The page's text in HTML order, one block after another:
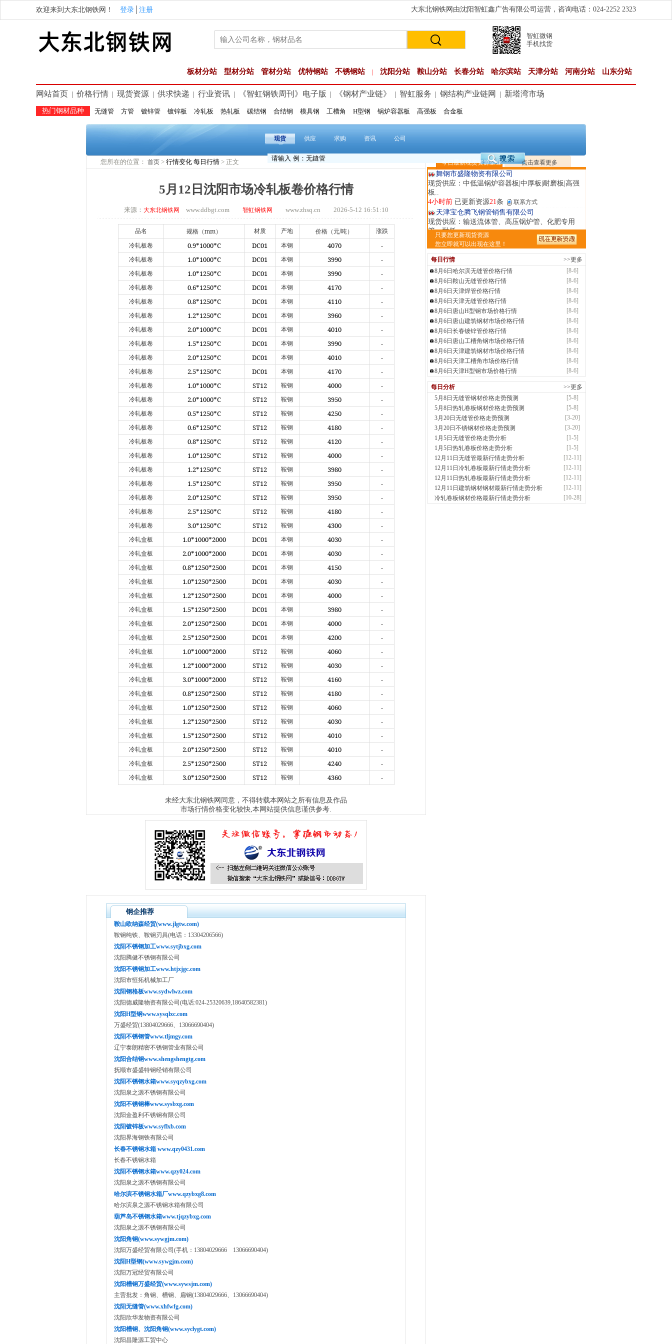
欢迎来到大东北钢铁网！ 登录 注册 大东北钢铁网由沈阳智虹鑫广告有限公司运营，咨询电话：024-2252 2323
智虹微钢
手机找货
板材分站 型材分站 管材分站 优特钢站 不锈钢站 沈阳分站 鞍山分站 长春分站 哈尔滨站 天津分站 河南分站 山东分站
网站首页 价格行情 现货资源 供求快递 行业资讯 《智虹钢铁周刊》电子版 《钢材产业链》 智虹服务 钢结构产业链网 新塔湾市场
热门钢材品种 无缝管 方管 镀锌管 镀锌板 冷轧板 热轧板 碳结钢 合结钢 模具钢 工槽角 H型钢 锅炉容器板 高强板 合金板
现货 供应 求购 资讯 公司
您所在的位置： 首页 > 行情变化 每日行情 > 正文
5月12日沈阳市场冷轧板卷价格行情
来源： 大东北钢铁网 www.ddbgt.com 智虹钢铁网 www.zhsq.cn 2026-5-12 16:51:10
品名 规格（mm） 材质 产地 价格（元/吨） 涨跌
冷轧板卷 0.9*1000*C DC01 本钢 4070 -
冷轧板卷 1.0*1000*C DC01 本钢 3990 -
冷轧板卷 1.0*1250*C DC01 本钢 3990 -
冷轧板卷 0.6*1250*C DC01 本钢 4170 -
冷轧板卷 0.8*1250*C DC01 本钢 4110 -
冷轧板卷 1.2*1250*C DC01 本钢 3960 -
冷轧板卷 2.0*1000*C DC01 本钢 4010 -
冷轧板卷 1.5*1250*C DC01 本钢 3990 -
冷轧板卷 2.0*1250*C DC01 本钢 4010 -
冷轧板卷 2.5*1250*C DC01 本钢 4170 -
冷轧板卷 1.0*1000*C ST12 鞍钢 4000 -
冷轧板卷 2.0*1000*C ST12 鞍钢 3950 -
冷轧板卷 0.5*1250*C ST12 鞍钢 4250 -
冷轧板卷 0.6*1250*C ST12 鞍钢 4180 -
冷轧板卷 0.8*1250*C ST12 鞍钢 4120 -
冷轧板卷 1.0*1250*C ST12 鞍钢 4000 -
冷轧板卷 1.2*1250*C ST12 鞍钢 3980 -
冷轧板卷 1.5*1250*C ST12 鞍钢 3950 -
冷轧板卷 2.0*1250*C ST12 鞍钢 3950 -
冷轧板卷 2.5*1250*C ST12 鞍钢 4180 -
冷轧板卷 3.0*1250*C ST12 鞍钢 4300 -
冷轧盒板 1.0*1000*2000 DC01 本钢 4030 -
冷轧盒板 2.0*1000*2000 DC01 本钢 4030 -
冷轧盒板 0.8*1250*2500 DC01 本钢 4150 -
冷轧盒板 1.0*1250*2500 DC01 本钢 4030 -
冷轧盒板 1.2*1250*2500 DC01 本钢 4000 -
冷轧盒板 1.5*1250*2500 DC01 本钢 3980 -
冷轧盒板 2.0*1250*2500 DC01 本钢 4000 -
冷轧盒板 2.5*1250*2500 DC01 本钢 4200 -
冷轧盒板 1.0*1000*2000 ST12 鞍钢 4060 -
冷轧盒板 1.2*1000*2000 ST12 鞍钢 4030 -
冷轧盒板 3.0*1000*2000 ST12 鞍钢 4160 -
冷轧盒板 0.8*1250*2500 ST12 鞍钢 4180 -
冷轧盒板 1.0*1250*2500 ST12 鞍钢 4060 -
冷轧盒板 1.2*1250*2500 ST12 鞍钢 4030 -
冷轧盒板 1.5*1250*2500 ST12 鞍钢 4010 -
冷轧盒板 2.0*1250*2500 ST12 鞍钢 4010 -
冷轧盒板 2.5*1250*2500 ST12 鞍钢 4240 -
冷轧盒板 3.0*1250*2500 ST12 鞍钢 4360 -
未经大东北钢铁网 同意，不得转载本网站之所有信息及作品
市场行情价格变化较快,本网站提供信息谨供参考.
今日最新现货资源企业 点击查看更多
河南省智帅实业有限公司
现货供应：特厚钢板|耐磨钢|容器板|
现货供应：无缝管|合金管|圆钢|精密光亮管|马氏体..
59分钟前已更新资源419条 联系方式
舞钢市盛隆物资有限公司
现货供应：中低温锅炉容器板|中厚板|耐磨板|高强
板..
4小时前已更新资源21条 联系方式
天津宝仓腾飞钢管销售有限公司
现货供应：输送流体管、高压锅炉管、化肥专用
管、耐低..
5小时前已更新资源875条 联系方式
河南敬冶重工有限公司
现货供应：锅炉容器板Q245R Q345R|国标国..
5小时前已更新资源302条
天津市辰建商贸有限公司
现货供应：不锈方管| 热扩无缝管| 方矩管
6小时前 已更新资源1280条
安阳市润兴商贸有限公司
现货供应：低合金板|高强度板|Z向板|
6小时前已更新资源254条
沈阳嘉之诺贸易有限公司
现货供应：镀锌卷/板、首钢酸洗板、冷轧板、高强
钢板
7小时前 已更新资源15条 联系方式
现货供应：德国蒂森克虏伯耐磨板|容器板|低温\美
标..
7小时前已更新资源1369条 联系方式
沈阳金锴盛商贸有限公司
现货供应：主营：建筑材料、螺纹钢、盘螺、盘圆
7小时前已更新资源12条
河南省智帅实业有限公司
现货供应：特厚钢板|耐磨钢|容器板|
12分钟前已更新资源1042条 联系方式
玖隆晟钢管制造有限公司
现货供应：无缝管|合金管|圆钢|精密光亮管|马氏体..
59分钟前已更新资源419条 联系方式
只要您更新现货资源
您立即就可以出现在这里！
每日行情
>>更多
8月6日哈尔滨无缝管价格行情
[8-6]
8月6日鞍山无缝管价格行情
[8-6]
8月6日天津焊管价格行情
[8-6]
8月6日天津无缝管价格行情
[8-6]
8月6日唐山H型钢市场价格行情
[8-6]
8月6日唐山建筑钢材市场价格行情
[8-6]
8月6日长春镀锌管价格行情
[8-6]
8月6日唐山工槽角钢市场价格行情
[8-6]
8月6日天津建筑钢材市场价格行情
[8-6]
8月6日天津工槽角市场价格行情
[8-6]
8月6日天津H型钢市场价格行情
[8-6]
每日分析
>>更多
5月8日无缝管钢材价格走势预测
[5-8]
5月8日热轧卷板钢材价格走势预测
[5-8]
3月20日无缝管价格走势预测
[3-20]
3月20日不锈钢材价格走势预测
[3-20]
1月5日无缝管价格走势分析
[1-5]
1月5日热轧卷板价格走势分析
[1-5]
12月11日无缝管最新行情走势分析
[12-11]
12月11日冷轧卷板最新行情走势分析
[12-11]
12月11日热轧卷板最新行情走势分析
[12-11]
12月11日建筑钢材钢材最新行情走势分析
[12-11]
冷轧卷板钢材价格最新行情走势分析
[10-28]
钢企推荐
鞍山欧纳森经贸(www.jlgtw.com)
鞍钢纯铁、鞍钢刃具(电话：13304206566)
沈阳不锈钢加工www.sytjbxg.com
沈阳腾健不锈钢有限公司
沈阳不锈钢加工www.htjxjgc.com
沈阳市恒拓机械加工厂
沈阳钢格板www.sydwlwz.com
沈阳德威隆物资有限公司(电话:024-25320639,18640582381)
沈阳H型钢www.sysqlxc.com
万盛经贸(13804029666、13066690404)
沈阳不锈钢管www.tljmgy.com
辽宁泰朗精密不锈钢管业有限公司
沈阳合结钢www.shengshengtg.com
抚顺市盛盛特钢经销有限公司
沈阳不锈钢水箱www.syqzybxg.com
沈阳泉之源不锈钢有限公司
沈阳不锈钢棒www.sysbxg.com
沈阳金盈利不锈钢有限公司
沈阳镀锌板www.syflxb.com
沈阳界海钢铁有限公司
长春不锈钢水箱 www.qzy0431.com
长春不锈钢水箱
沈阳不锈钢水箱www.qzy024.com
沈阳泉之源不锈钢有限公司
哈尔滨不锈钢水箱厂www.qzybxg8.com
哈尔滨泉之源不锈钢水箱有限公司
葫芦岛不锈钢水箱www.tjqzybxg.com
沈阳泉之源不锈钢有限公司
沈阳角钢(www.sywgjm.com)
沈阳万盛经贸有限公司(手机：13804029666 13066690404)
沈阳H型钢(www.sywgjm.com)
沈阳万冠经贸有限公司
沈阳槽钢万盛经贸(www.sywsjm.com)
主营批发：角钢、槽钢、扁钢(13804029666、13066690404)
沈阳无缝管(www.xhfwfg.com)
沈阳欣华发物资有限公司
沈阳槽钢、沈阳角钢(www.syclygt.com)
沈阳昌隆源工贸中心